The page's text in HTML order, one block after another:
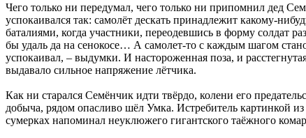
Чего только ни передумал, чего только ни припомнил дед
успокаивался так: самолёт дескать принадлежит какому-
баталиями, когда участники, переодевшись в форму солдат
бы удаль да на сенокосе… А самолет-то с каждым шагом
успокаивал, – выдумки. И настороженная поза, и
выдавало сильное напряжение лётчика.
Как ни старался Семёнчик идти твёрдо, колени его
добыча, рядом опасливо шёл Умка. Истребитель картинкой
сумерках напоминал неуклюжего гигантского таёжного